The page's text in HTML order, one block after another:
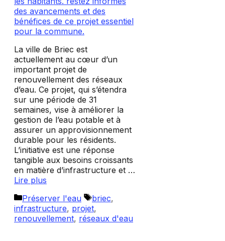
La ville de Briec est
actuellement au cœur d’un
important projet de
renouvellement des réseaux
d’eau. Ce projet, qui s’étendra
sur une période de 31
semaines, vise à améliorer la
gestion de l’eau potable et à
assurer un approvisionnement
durable pour les résidents.
L’initiative est une réponse
tangible aux besoins croissants
en matière d’infrastructure et …
Lire plus
Catégories
Préserver l'eau Étiquettes
briec,
infrastructure, projet,
renouvellement, réseaux d'eau